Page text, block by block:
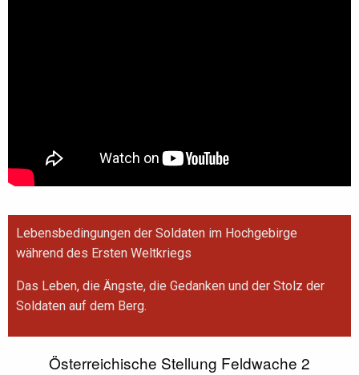
Lebensbedingungen der Soldaten im Hochgebirge
während des Ersten Weltkriegs
Das Leben, die Ängste, die Gedanken und der Stolz der
Soldaten auf dem Berg.
Österreichische Stellung Feldwache 2